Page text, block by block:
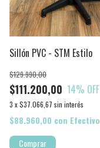
Sillón PVC - STM Estilo
$111.200,00
$129.990,00
14% OFF
3 x$37.066,67 sin interés
$88.960,00 con Efectivo